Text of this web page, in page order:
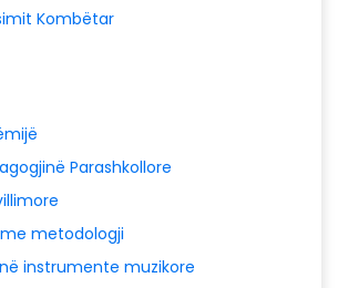
Kombëtar
Parashkollore
metodologji
instrumente muzikore